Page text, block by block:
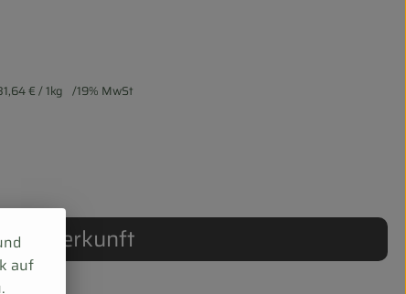
€/ 1kg 19% MwSt
Herkunft
auf